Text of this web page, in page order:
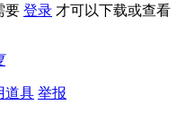
要 登录 才可以下载或查看
道具 举报